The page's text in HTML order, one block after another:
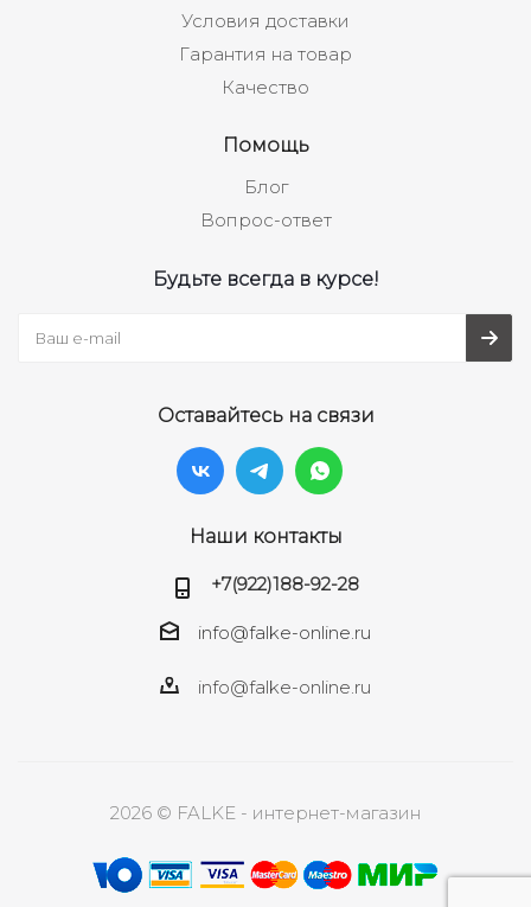
Условия доставки
Гарантия на товар
Качество
Помощь
Блог
Вопрос-ответ
Будьте всегда в курсе!
Оставайтесь на связи
Наши контакты
+7(922)188-92-28
info@falke-online.ru
info@falke-online.ru
2026 © FALKE - интернет-магазин